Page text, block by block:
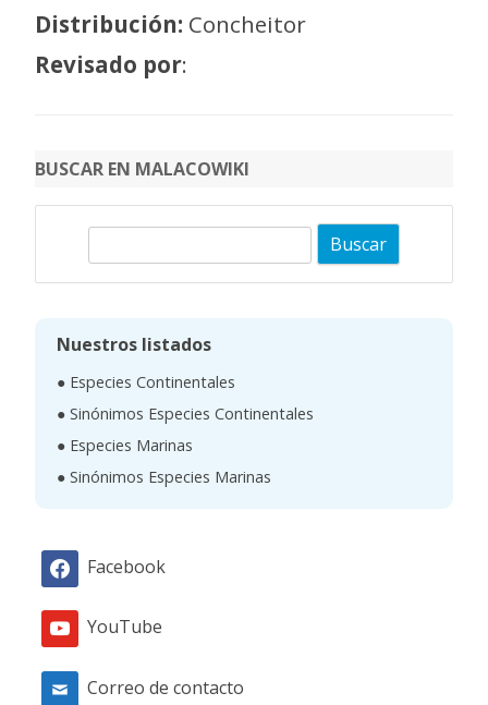
Distribución: Concheitor
Revisado por:
BUSCAR EN MALACOWIKI
Nuestros listados
● Especies Continentales
● Sinónimos Especies Continentales
● Especies Marinas
● Sinónimos Especies Marinas
Facebook
YouTube
Correo de contacto